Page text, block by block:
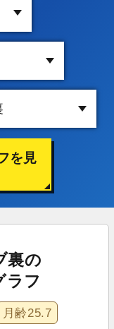
を見
裏の
ラフ
月齢25.7